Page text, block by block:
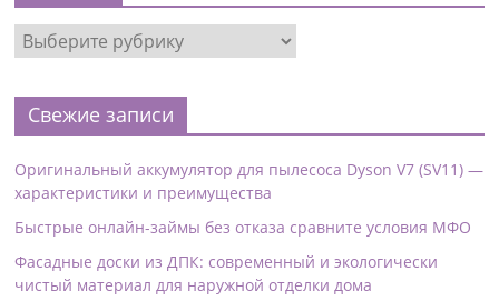
Свежие записи
Оригинальный аккумулятор для пылесоса Dyson V7 (SV11) —
характеристики и преимущества
Быстрые онлайн-займы без отказа сравните условия МФО
Фасадные доски из ДПК: современный и экологически
чистый материал для наружной отделки дома